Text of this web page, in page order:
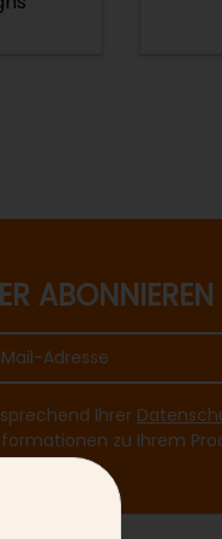
Ihrer
zu Ihrem